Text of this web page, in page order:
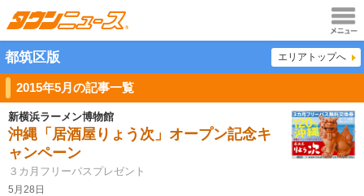
メニュ
ー
都筑区版 エリアトップへ
2015年5月の記事一覧
新横浜ラーメン博物館
沖縄「居酒屋りょう次」オープン記念キ
ャンペーン
３カ月フリーパスプレゼント
5月28日